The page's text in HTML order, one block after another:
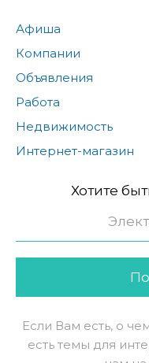
Афиша
Компании
Объявления
Работа
Недвижимость
Интернет-магазин
Хотите
Если Вам есть, о
есть темы для